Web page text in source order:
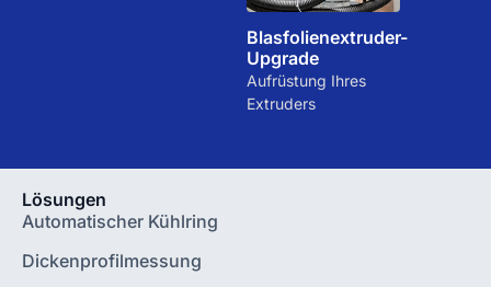
Blasfolienextruder-
Upgrade
Aufrüstung Ihres
Extruders
Lösungen
Automatischer Kühlring
Dickenprofilmessung